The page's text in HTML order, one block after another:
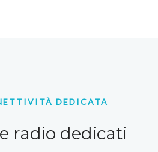
DEDICATA
radio dedicati